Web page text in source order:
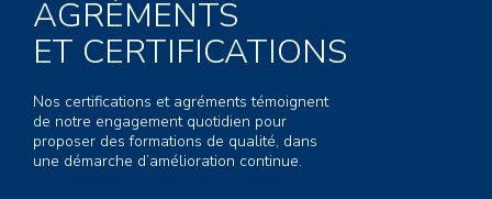
AGRÉMENTS
ET CERTIFICATIONS
Nos certifications et agréments témoignent
de notre engagement quotidien pour
proposer des formations de qualité, dans
une démarche d’amélioration continue.